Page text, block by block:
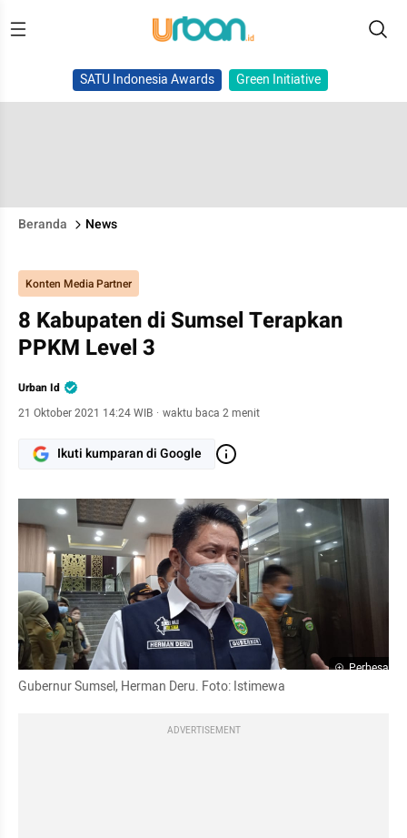
SATU Indonesia Awards Green Initiative
Beranda News
Konten Media Partner
8 Kabupaten di Sumsel Terapkan
PPKM Level 3
Urban Id
21 Oktober 2021 14:24 WIB · waktu baca 2 menit
Ikuti kumparan di Google
Perbesar
Gubernur Sumsel, Herman Deru. Foto: Istimewa
ADVERTISEMENT